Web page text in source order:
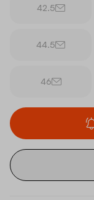
42.5
44.5
46